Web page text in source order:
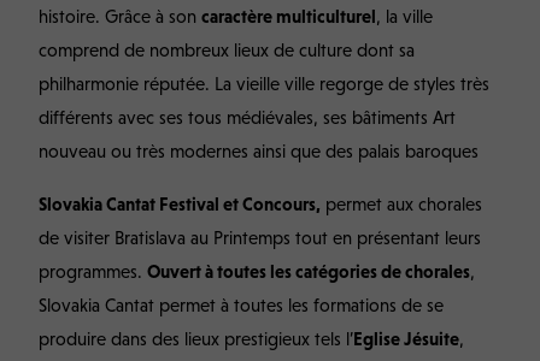
histoire. Grâce à soncaractère multiculturel, la ville
comprend de nombreux lieux de culture dont sa
philharmonie réputée. La vieille ville regorge de styles très
différents avec ses tous médiévales, ses bâtiments Art
nouveau ou très modernes ainsi que des palais baroques
Slovakia Cantat Festival et Concours, permet aux chorales
de visiter Bratislava au Printemps tout en présentant leurs
programmes.Ouvert à toutes les catégories de chorales,
Slovakia Cantat permet à toutes les formations de se
produire dans des lieux prestigieux tels l’Eglise Jésuite,